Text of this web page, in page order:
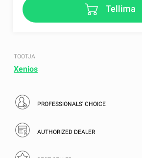
Tellima
TOOTJA
Xenios
PROFESSIONALS' CHOICE
AUTHORIZED DEALER